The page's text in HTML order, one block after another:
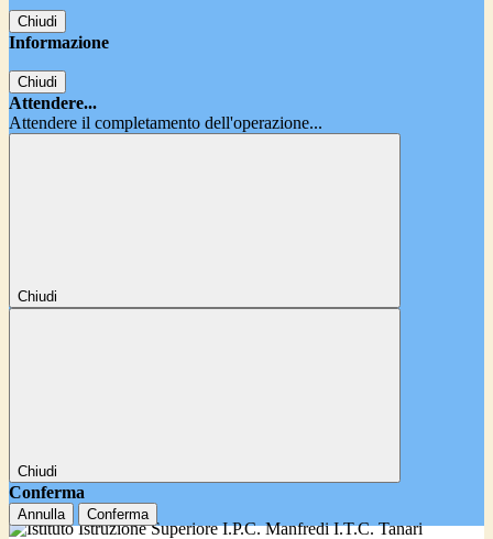
Chiudi
Informazione
Chiudi
Attendere...
Attendere il completamento dell'operazione...
Chiudi
Chiudi
Conferma
Annulla Conferma